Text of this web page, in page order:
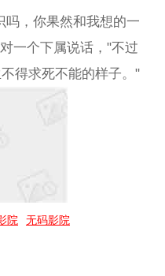
，你果然和我想的一
一个下属说话，"不过
得求死不能的样子。"
院 无码影院